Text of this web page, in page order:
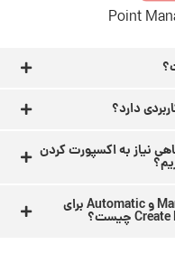
Point
نیاز به اکسپورت کردن
تفاوت اصلی بین ایجاد نقطه با روش Manual و Automatic برای